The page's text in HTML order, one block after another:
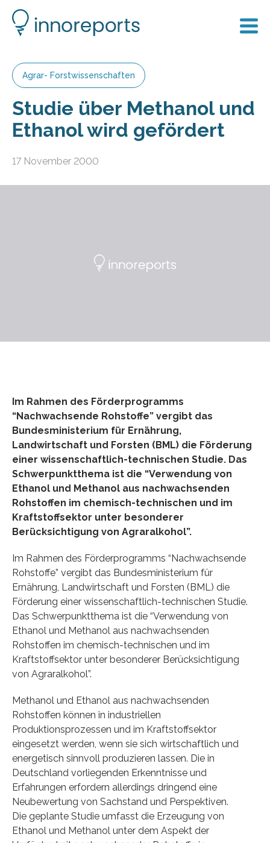
Agrar- Forstwissenschaften
Studie über Methanol und
Ethanol wird gefördert
17 November 2000
Im Rahmen des Förderprogramms
“Nachwachsende Rohstoffe” vergibt das
Bundesministerium für Ernährung,
Landwirtschaft und Forsten (BML) die Förderung
einer wissenschaftlich-technischen Studie. Das
Schwerpunktthema ist die “Verwendung von
Ethanol und Methanol aus nachwachsenden
Rohstoffen im chemisch-technischen und im
Kraftstoffsektor unter besonderer
Berücksichtigung von Agraralkohol”.
Im Rahmen des Förderprogramms “Nachwachsende
Rohstoffe” vergibt das Bundesministerium für
Ernährung, Landwirtschaft und Forsten (BML) die
Förderung einer wissenschaftlich-technischen Studie.
Das Schwerpunktthema ist die “Verwendung von
Ethanol und Methanol aus nachwachsenden
Rohstoffen im chemisch-technischen und im
Kraftstoffsektor unter besonderer Berücksichtigung
von Agraralkohol”.
Methanol und Ethanol aus nachwachsenden
Rohstoffen können in industriellen
Produktionsprozessen und im Kraftstoffsektor
eingesetzt werden, wenn sie sich wirtschaftlich und
energetisch sinnvoll produzieren lassen. Die in
Deutschland vorliegenden Erkenntnisse und
Erfahrungen erfordern allerdings dringend eine
Neubewertung von Sachstand und Perspektiven.
Die geplante Studie umfasst die Erzeugung von
Ethanol und Methanol unter dem Aspekt der